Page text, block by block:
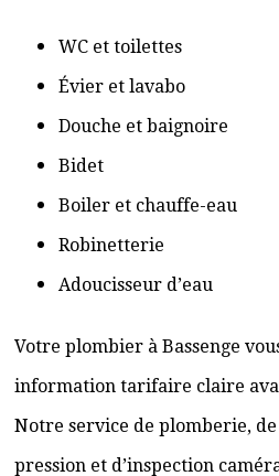
WC et toilettes
Évier et lavabo
Douche et baignoire
Bidet
Boiler et chauffe-eau
Robinetterie
Adoucisseur d’eau
Votre plombier à Bassenge
information tarifaire claire
Notre service de plomberie,
pression et d’inspection